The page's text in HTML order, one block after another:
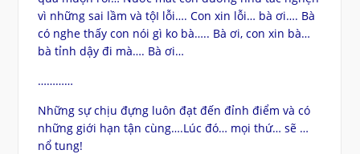
vì những sai lầm và tộI lỗi…. Con xin lỗi… bà ơi…. Bà
có nghe thấy con nói gì ko bà….. Bà ơi, con xin bà…
bà tỉnh dậy đi mà…. Bà ơi…
…………
Những sự chịu đựng luôn đạt đến đỉnh điểm và có
những giới hạn tận cùng….Lúc đó… mọi thứ… sẽ …
nổ tung!